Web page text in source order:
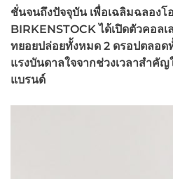
ชั่นจนถึงปัจจุบัน เพื่อเฉลิมฉลองโ
BIRKENSTOCKได้เปิดตัวคอล
ทยอยปล่อยทั้งหมด 2 ดรอปตลอด
แรงบันดาลใจจากช่วงเวลาสำคั
แบรนด์